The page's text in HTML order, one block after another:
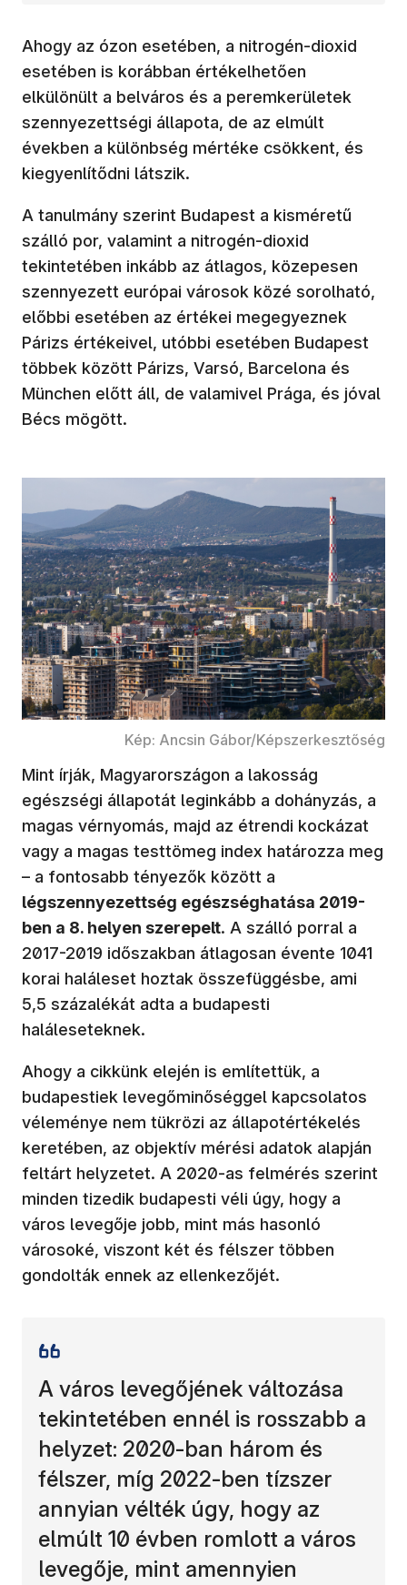
Ahogy az ózon esetében, a nitrogén-dioxid
esetében is korábban értékelhetően
elkülönült a belváros és a peremkerületek
szennyezettségi állapota, de az elmúlt
években a különbség mértéke csökkent, és
kiegyenlítődni látszik.
A tanulmány szerint Budapest a kisméretű
szálló por, valamint a nitrogén-dioxid
tekintetében inkább az átlagos, közepesen
szennyezett európai városok közé sorolható,
előbbi esetében az értékei megegyeznek
Párizs értékeivel, utóbbi esetében Budapest
többek között Párizs, Varsó, Barcelona és
München előtt áll, de valamivel Prága, és jóval
Bécs mögött.
Kép: Ancsin Gábor/Képszerkesztőség
Mint írják, Magyarországon a lakosság
egészségi állapotát leginkább a dohányzás, a
magas vérnyomás, majd az étrendi kockázat
vagy a magas testtömeg index határozza meg
– a fontosabb tényezők között a
légszennyezettség egészséghatása 2019-
ben a 8. helyen szerepelt. A szálló porral a
2017-2019 időszakban átlagosan évente 1041
korai haláleset hoztak összefüggésbe, ami
5,5 százalékát adta a budapesti
haláleseteknek.
Ahogy a cikkünk elején is említettük, a
budapestiek levegőminőséggel kapcsolatos
véleménye nem tükrözi az állapotértékelés
keretében, az objektív mérési adatok alapján
feltárt helyzetet. A 2020-as felmérés szerint
minden tizedik budapesti véli úgy, hogy a
város levegője jobb, mint más hasonló
városoké, viszont két és félszer többen
gondolták ennek az ellenkezőjét.
A város levegőjének változása
tekintetében ennél is rosszabb a
helyzet: 2020-ban három és
félszer, míg 2022-ben tízszer
annyian vélték úgy, hogy az
elmúlt 10 évben romlott a város
levegője, mint amennyien